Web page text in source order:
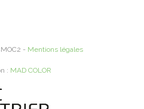
- Mentions légales
: MAD COLOR